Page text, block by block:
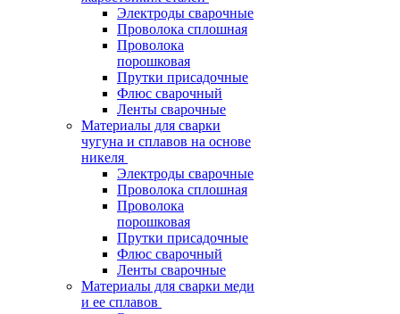
Электроды сварочные
Проволока сплошная
Проволока
порошковая
Прутки присадочные
Флюс сварочный
Ленты сварочные
Материалы для сварки
чугуна и сплавов на основе
никеля
Электроды сварочные
Проволока сплошная
Проволока
порошковая
Прутки присадочные
Флюс сварочный
Ленты сварочные
Материалы для сварки меди
и ее сплавов